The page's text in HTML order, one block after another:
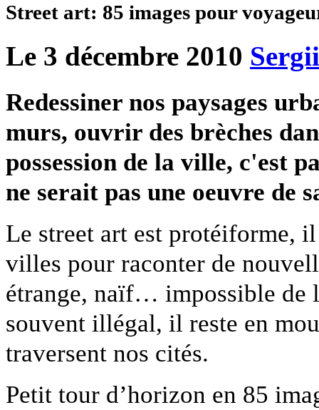
Street art: 85 images pour
Le 3 décembre 2010
Redessiner nos paysages
murs, ouvrir des brèches
possession de la ville, c'est
ne serait pas une oeuvre de
Le street art est protéiforme,
villes pour raconter de
étrange, naïf… impossible de
souvent illégal, il reste en
traversent nos cités.
Petit tour d’horizon en 85